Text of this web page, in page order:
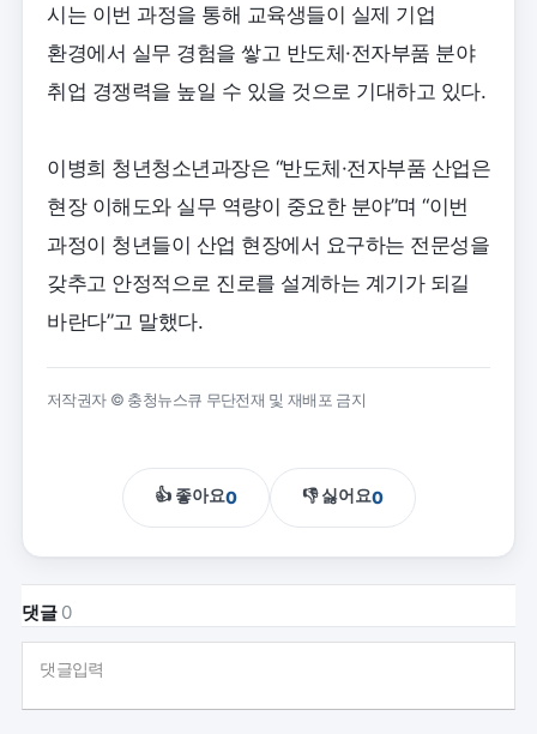
시는 이번 과정을 통해 교육생들이 실제 기업
환경에서 실무 경험을 쌓고 반도체·전자부품 분야
취업 경쟁력을 높일 수 있을 것으로 기대하고 있다.
이병희 청년청소년과장은 “반도체·전자부품 산업은
현장 이해도와 실무 역량이 중요한 분야”며 “이번
과정이 청년들이 산업 현장에서 요구하는 전문성을
갖추고 안정적으로 진로를 설계하는 계기가 되길
바란다”고 말했다.
저작권자 © 충청뉴스큐 무단전재 및 재배포 금지
👍 좋아요0 👎 싫어요0
댓글 0
댓글입력